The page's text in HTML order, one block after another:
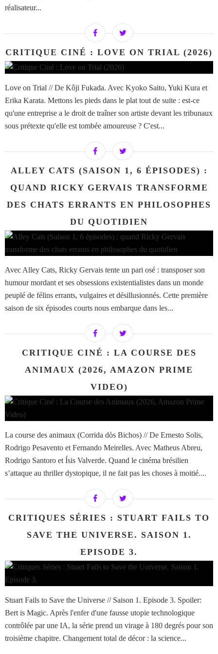
réalisateur...
CRITIQUE CINÉ : LOVE ON TRIAL (2026)
Love on Trial // De Kôji Fukada. Avec Kyoko Saito, Yuki Kura et
Erika Karata. Mettons les pieds dans le plat tout de suite : est-ce
qu'une entreprise a le droit de traîner son artiste devant les tribunaux
sous prétexte qu'elle est tombée amoureuse ? C'est...
ALLEY CATS (SAISON 1, 6 ÉPISODES) :
QUAND RICKY GERVAIS TRANSFORME
DES CHATS ERRANTS EN PHILOSOPHES
DU QUOTIDIEN
Avec Alley Cats, Ricky Gervais tente un pari osé : transposer son
humour mordant et ses obsessions existentialistes dans un monde
peuplé de félins errants, vulgaires et désillusionnés. Cette première
saison de six épisodes courts nous embarque dans les...
CRITIQUE CINÉ : LA COURSE DES
ANIMAUX (2026, AMAZON PRIME
VIDEO)
La course des animaux (Corrida dòs Bichos) // De Ernesto Solis,
Rodrigo Pesavento et Fernando Meirelles. Avec Matheus Abreu,
Rodrigo Santoro et Ísis Valverde. Quand le cinéma brésilien
s’attaque au thriller dystopique, il ne fait pas les choses à moitié....
CRITIQUES SÉRIES : STUART FAILS TO
SAVE THE UNIVERSE. SAISON 1.
EPISODE 3.
Stuart Fails to Save the Universe // Saison 1. Episode 3. Spoiler:
Bert is Magic. Après l'enfer d'une fausse utopie technologique
contrôlée par une IA, la série prend un virage à 180 degrés pour son
troisième chapitre. Changement total de décor : la science...